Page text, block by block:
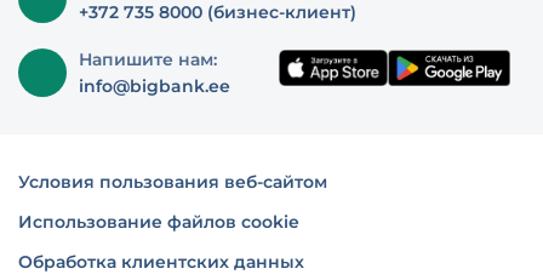
+372 735 8000 (бизнес-клиент)
Напишите нам:
info@bigbank.ee
Условия пользования веб-сайтом
Использование файлов cookie
Обработка клиентских данных